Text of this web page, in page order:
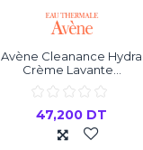
Avène Cleanance Hydra
Crème Lavante...
47,200 DT